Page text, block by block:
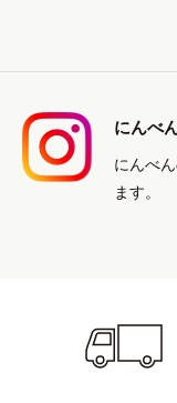
にんべ
にんべ
ます。